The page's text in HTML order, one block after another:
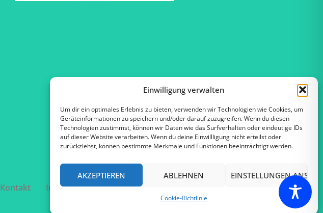
Einwilligung verwalten
Um dir ein optimales Erlebnis zu bieten, verwenden wir Technologien wie Cookies, um
Geräteinformationen zu speichern und/oder darauf zuzugreifen. Wenn du diesen
Technologien zustimmst, können wir Daten wie das Surfverhalten oder eindeutige IDs
auf dieser Website verarbeiten. Wenn du deine Einwillligung nicht erteilst oder
zurückziehst, können bestimmte Merkmale und Funktionen beeinträchtigt werden.
AKZEPTIEREN ABLEHNEN EINSTELLUNGEN
Cookie-Richtlinie
Kontakt Impressum Datenschutz